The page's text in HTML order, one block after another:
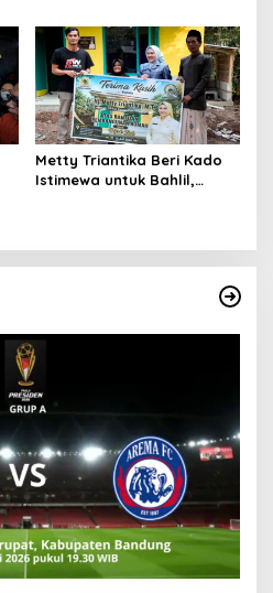
1.016 Motor Curian
Metty Triantika Beri Kado
Istimewa untuk Bahlil,